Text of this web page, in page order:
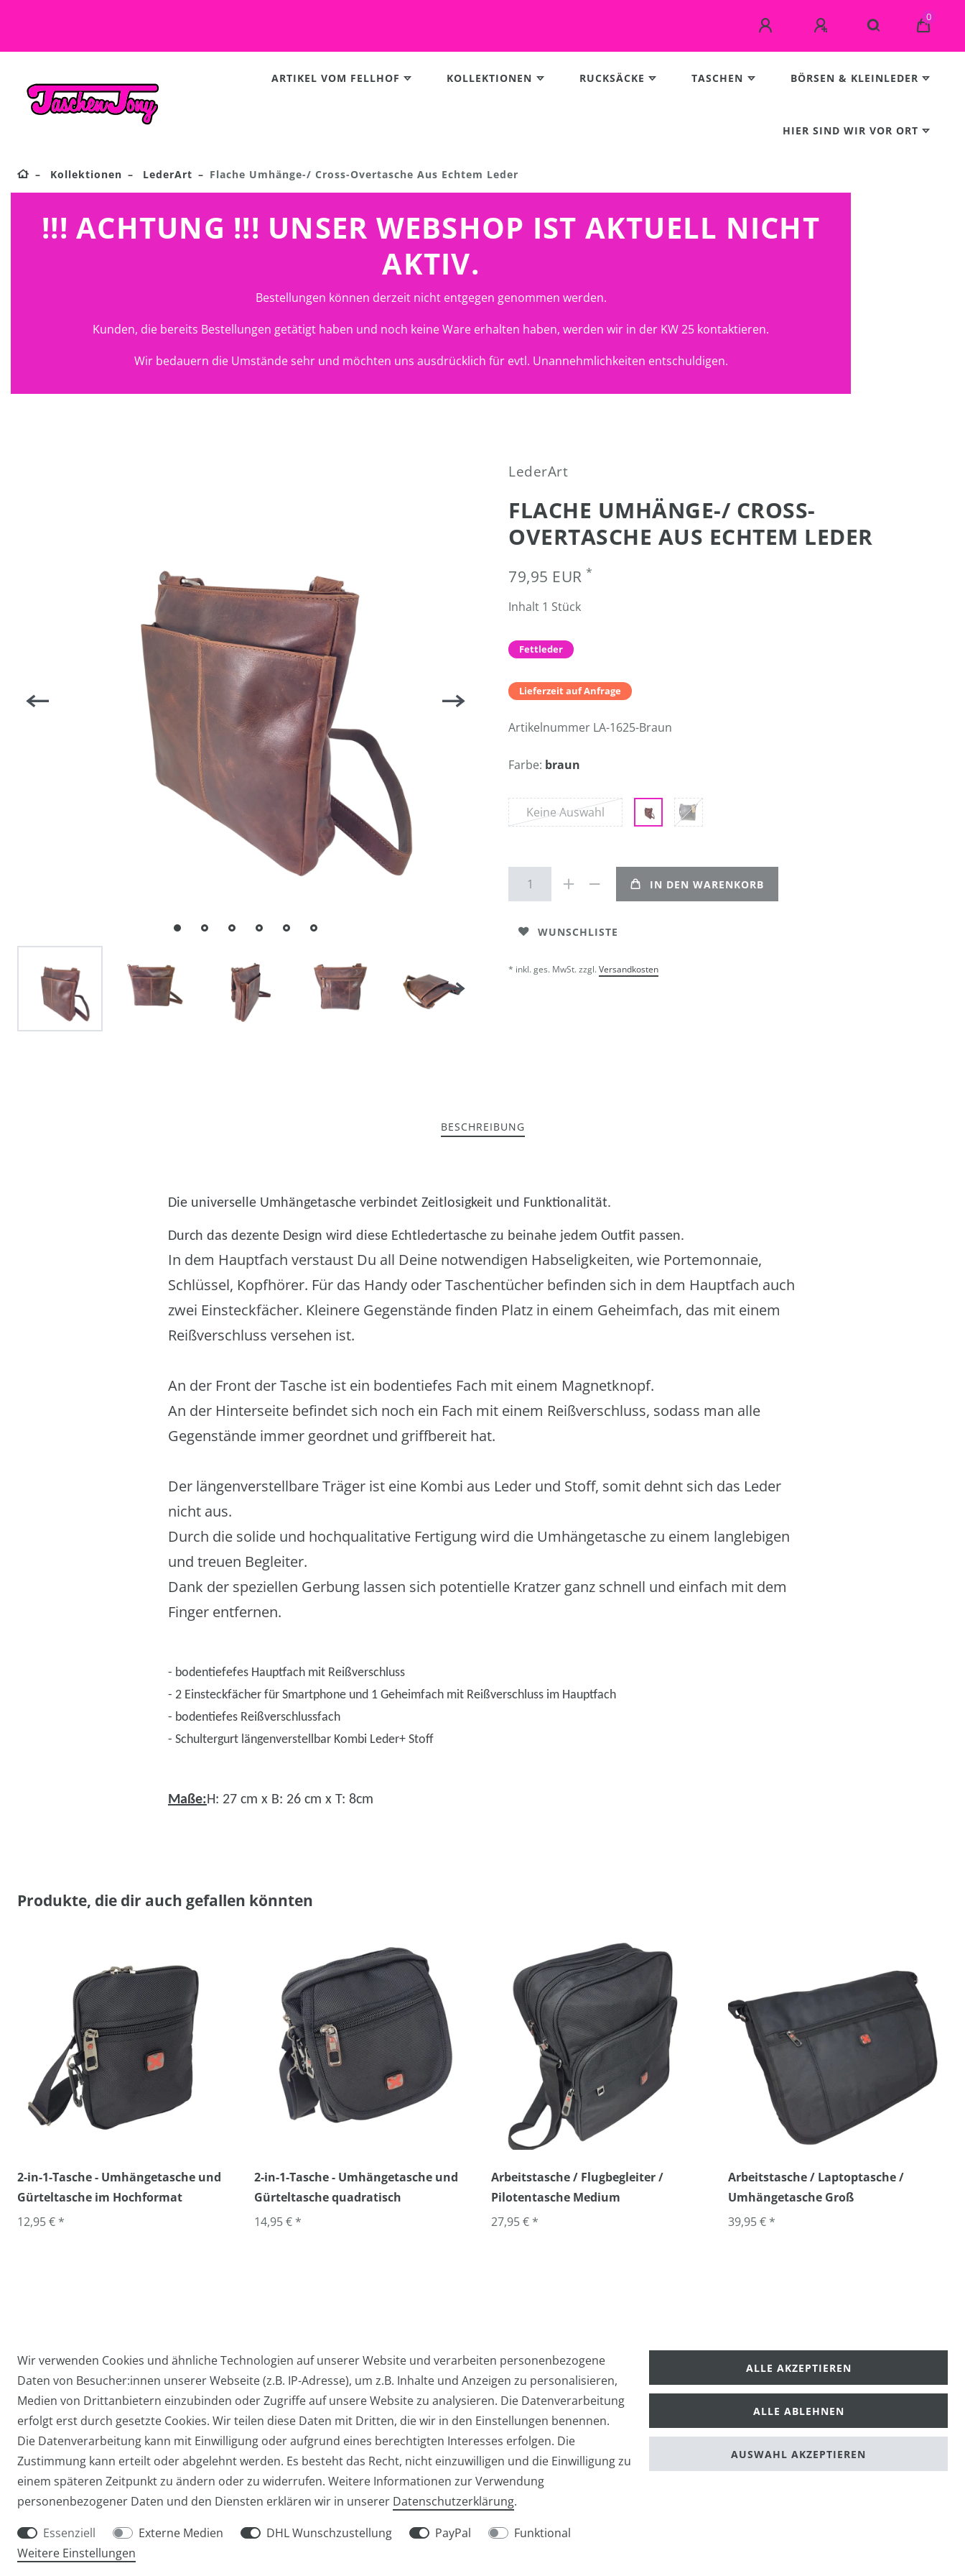
0
ARTIKEL VOM FELLHOF KOLLEKTIONEN RUCKSÄCKE TASCHEN BÖRSEN & KLEINLEDER
HIER SIND WIR VOR ORT
Kollektionen LederArt Flache Umhänge-/ Cross-Overtasche Aus Echtem Leder
!!! ACHTUNG !!! UNSER WEBSHOP IST AKTUELL NICHT
AKTIV.
Bestellungen können derzeit nicht entgegen genommen werden.
Kunden, die bereits Bestellungen getätigt haben und noch keine Ware erhalten haben, werden wir in der KW 25 kontaktieren.
Wir bedauern die Umstände sehr und möchten uns ausdrücklich für evtl. Unannehmlichkeiten entschuldigen.
LederArt
FLACHE UMHÄNGE-/ CROSS-
OVERTASCHE AUS ECHTEM LEDER
79,95 EUR *
Inhalt 1 Stück
Fettleder
Lieferzeit auf Anfrage
Artikelnummer LA-1625-Braun
Farbe: braun
Keine Auswahl
IN DEN WARENKORB
WUNSCHLISTE
* inkl. ges. MwSt. zzgl.Versandkosten
BESCHREIBUNG
Die universelle Umhängetasche verbindet Zeitlosigkeit und Funktionalität.
Durch das dezente Design wird diese Echtledertasche zu beinahe jedem Outfit passen.
In dem Hauptfach verstaust Du all Deine notwendigen Habseligkeiten, wie Portemonnaie,
Schlüssel, Kopfhörer. Für das Handy oder Taschentücher befinden sich in dem Hauptfach auch
zwei Einsteckfächer. Kleinere Gegenstände finden Platz in einem Geheimfach, das mit einem
Reißverschluss versehen ist.
An der Front der Tasche ist ein bodentiefes Fach mit einem Magnetknopf.
An der Hinterseite befindet sich noch ein Fach mit einem Reißverschluss, sodass man alle
Gegenstände immer geordnet und griffbereit hat.
Der längenverstellbare Träger ist eine Kombi aus Leder und Stoff, somit dehnt sich das Leder
nicht aus.
Durch die solide und hochqualitative Fertigung wird die Umhängetasche zu einem langlebigen
und treuen Begleiter.
Dank der speziellen Gerbung lassen sich potentielle Kratzer ganz schnell und einfach mit dem
Finger entfernen.
- bodentiefefes Hauptfach mit Reißverschluss
- 2 Einsteckfächer für Smartphone und 1 Geheimfach mit Reißverschluss im Hauptfach
- bodentiefes Reißverschlussfach
- Schultergurt längenverstellbar Kombi Leder+ Stoff
Maße:H: 27 cm x B: 26 cm x T: 8cm
Produkte, die dir auch gefallen könnten
2-in-1-Tasche - Umhängetasche und
Gürteltasche im Hochformat
12,95 € *
2-in-1-Tasche - Umhängetasche und
Gürteltasche quadratisch
14,95 € *
Arbeitstasche / Flugbegleiter /
Pilotentasche Medium
27,95 € *
Arbeitstasche / Laptoptasche /
Umhängetasche Groß
39,95 € *
Widerrufs­recht Widerrufs­formular Impressum Daten­schutz­erklärung AGB
info@taschen-tony.de
© Copyright 2026 | Alle Rechte vorbehalten.
Wir verwenden Cookies und ähnliche Technologien auf unserer Website und verarbeiten personenbezogene
Daten von Besucher:innen unserer Webseite (z.B. IP-Adresse), um z.B. Inhalte und Anzeigen zu personalisieren,
Medien von Drittanbietern einzubinden oder Zugriffe auf unsere Website zu analysieren. Die Datenverarbeitung
erfolgt erst durch gesetzte Cookies. Wir teilen diese Daten mit Dritten, die wir in den Einstellungen benennen.
Die Datenverarbeitung kann mit Einwilligung oder aufgrund eines berechtigten Interesses erfolgen. Die
Zustimmung kann erteilt oder abgelehnt werden. Es besteht das Recht, nicht einzuwilligen und die Einwilligung zu
einem späteren Zeitpunkt zu ändern oder zu widerrufen. Weitere Informationen zur Verwendung
personenbezogener Daten und den Diensten erklären wir in unserer Daten­schutz­erklärung.
Essenziell
Externe Medien DHL Wunschzustellung PayPal
Funktional
Weitere Einstellungen
ALLE AKZEPTIEREN
ALLE ABLEHNEN
AUSWAHL AKZEPTIEREN